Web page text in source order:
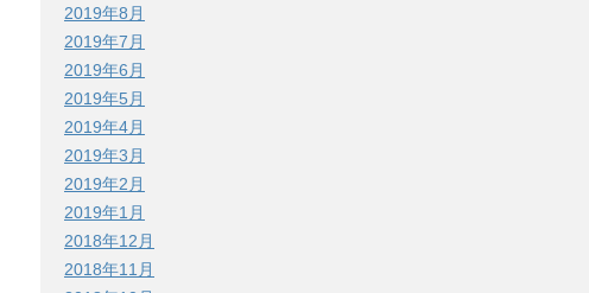
2019年8月
2019年7月
2019年6月
2019年5月
2019年4月
2019年3月
2019年2月
2019年1月
2018年12月
2018年11月